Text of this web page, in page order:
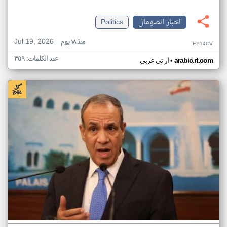
اخبار الصومال
Politics
Jul 19, 2026
منذ ١٨ يوم EY14CV
ار تي عربي• arabic.rt.com عدد الكلمات: ٣٥٩